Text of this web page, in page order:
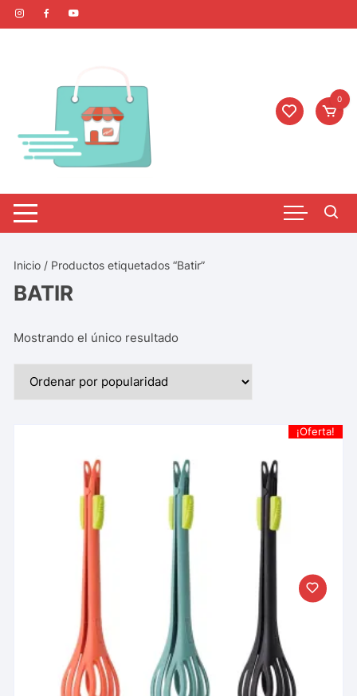
0
Inicio / Productos etiquetados “Batir”
BATIR
Mostrando el único resultado
¡Oferta!